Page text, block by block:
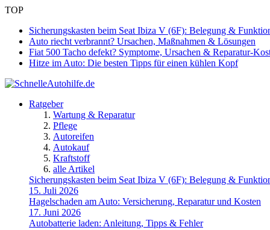
TOP
Sicherungskasten beim Seat Ibiza V (6F): Belegung &
Auto riecht verbrannt? Ursachen, Maßnahmen & Lösungen
Fiat 500 Tacho defekt? Symptome, Ursachen & Reparatur-
Hitze im Auto: Die besten Tipps für einen kühlen Kopf
Ratgeber
Wartung & Reparatur
Pflege
Autoreifen
Autokauf
Kraftstoff
alle Artikel
Sicherungskasten beim Seat Ibiza V (6F): Belegung &
15. Juli 2026
Hagelschaden am Auto: Versicherung, Reparatur und Kosten
17. Juni 2026
Autobatterie laden: Anleitung, Tipps & Fehler